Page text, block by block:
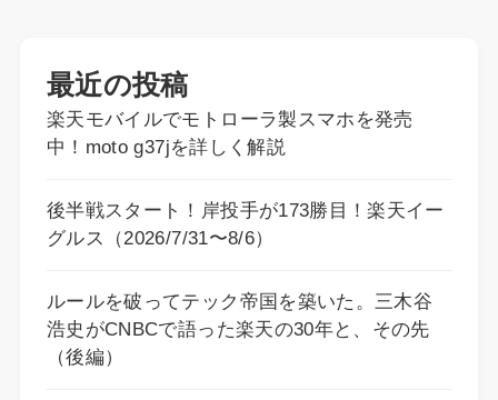
最近の投稿
楽天モバイルでモトローラ製スマホを発売
中！moto g37jを詳しく解説
後半戦スタート！岸投手が173勝目！楽天イー
グルス（2026/7/31〜8/6）
ルールを破ってテック帝国を築いた。三木谷
浩史がCNBCで語った楽天の30年と、その先
（後編）